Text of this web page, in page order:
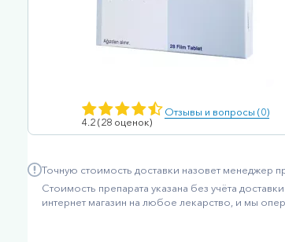
4.2 (28 оценок)
Отзывы и вопросы (0)
Точную стоимость доставки назовет менеджер
Стоимость препарата указана без учёта
интернет магазин на любое лекарство, и мы